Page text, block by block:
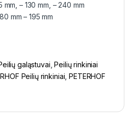
– 130 mm, – 240 mm
mm – 195 mm
galąstuvai,Peilių rinkiniai
Peilių rinkiniai,PETERHOF